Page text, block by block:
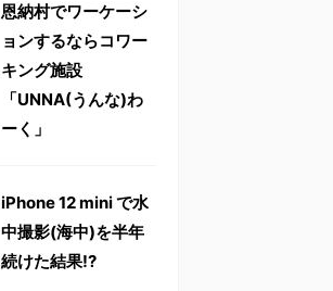
恩納村でワーケーシ
ョンするならコワー
キング施設
「UNNA(うんな)わ
ーく」
iPhone 12 mini で水
中撮影(海中)を半年
続けた結果!?